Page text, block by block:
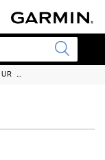
INFORMATIONS SUR L'APPAREIL